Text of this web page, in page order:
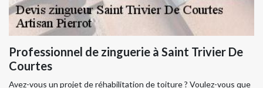
Professionnel de zinguerie à Saint Trivier De
Courtes
Avez-vous un projet de réhabilitation de toiture ? Voulez-vous que